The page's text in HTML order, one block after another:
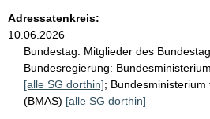
Adressatenkreis:
10.06.2026
Bundestag: Mitglieder des
Bundesregierung:
[alle SG dorthin];
(BMAS) [alle SG dorthin]